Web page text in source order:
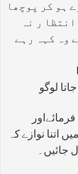
ہو کر پوچھا
ر نہ
وہ کہہ رہے
لوگو
اتنا نوازے کہ
جائیں۔